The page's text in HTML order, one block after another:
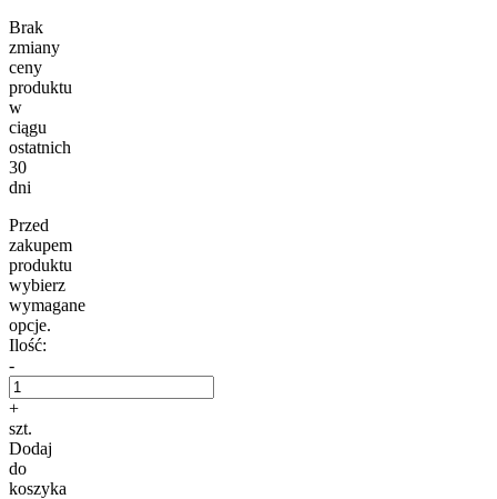
Brak
zmiany
ceny
produktu
w
ciągu
ostatnich
30
dni
Przed
zakupem
produktu
wybierz
wymagane
opcje.
Ilość:
-
+
szt.
Dodaj
do
koszyka